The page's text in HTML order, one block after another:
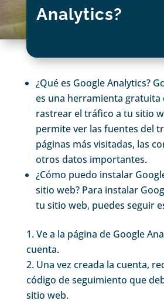
Analytics?
¿Qué es Google Analytics?
es una herramienta gratuita
rastrear el tráfico a tu sitio
permite ver las fuentes del
páginas más visitadas, las
otros datos importantes.
¿Cómo puedo instalar
sitio web? Para instalar
tu sitio web, puedes seguir
Ve a la página de Google
cuenta.
Una vez creada la cuenta,
código de seguimiento que
sitio web.